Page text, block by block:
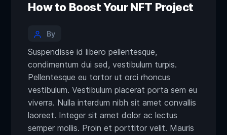
How to Boost Your NFT Project
By
Suspendisse id libero pellentesque,
condimentum dui sed, vestibulum turpis.
Pellentesque eu tortor ut orci rhoncus
vestibulum. Vestibulum placerat porta sem eu
viverra. Nulla interdum nibh sit amet convallis
laoreet. Integer sit amet dolor ac lectus
semper mollis. Proin et porttitor velit. Mauris